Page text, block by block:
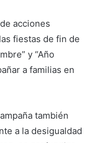
acciones
fiestas de fin de
y “Año
a familias en
también
a la desigualdad